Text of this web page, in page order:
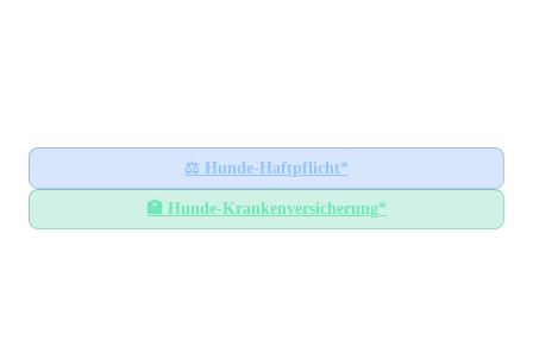
⚖️ Hunde-Haftpflicht*
🏥 Hunde-Krankenversicherung*